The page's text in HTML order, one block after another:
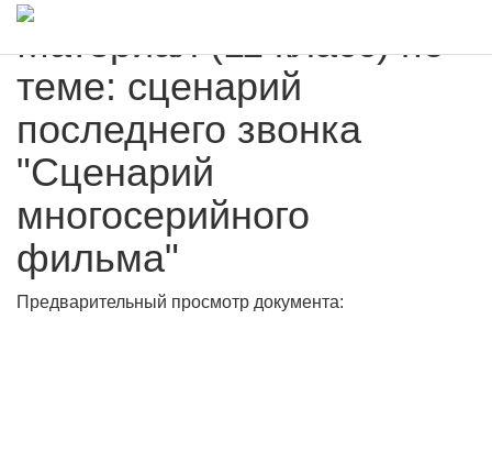
Материал (11 класс) по
теме: сценарий
последнего звонка
"Сценарий
многосерийного
фильма"
Предварительный просмотр документа: